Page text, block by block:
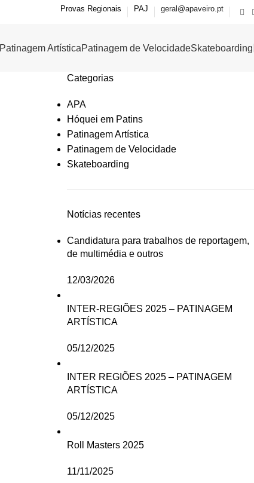
Provas Regionais PAJ geral@apaveiro.pt
Patinagem ArtísticaPatinagem de VelocidadeSkateboarding
Categorias
APA
Hóquei em Patins
Patinagem Artística
Patinagem de Velocidade
Skateboarding
Notícias recentes
Candidatura para trabalhos de reportagem,
de multimédia e outros
12/03/2026
INTER-REGIÕES 2025 – PATINAGEM
ARTÍSTICA
05/12/2025
INTER REGIÕES 2025 – PATINAGEM
ARTÍSTICA
05/12/2025
Roll Masters 2025
11/11/2025